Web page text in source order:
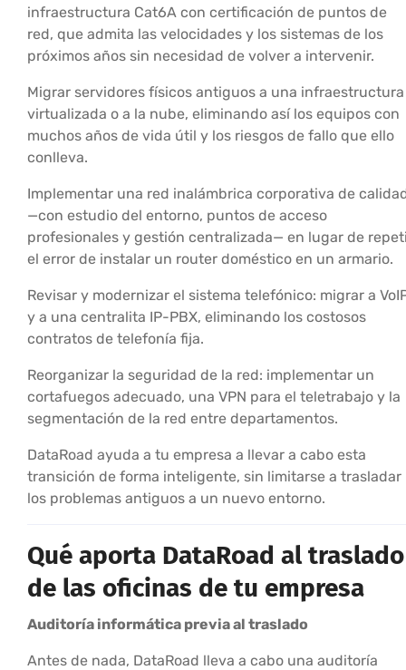
infraestructura Cat6A con certificación de puntos de
red, que admita las velocidades y los sistemas de los
próximos años sin necesidad de volver a intervenir.
Migrar servidores físicos antiguos a una infraestructura
virtualizada o a la nube, eliminando así los equipos con
muchos años de vida útil y los riesgos de fallo que ello
conlleva.
Implementar una red inalámbrica corporativa de
—con estudio del entorno, puntos de acceso
profesionales y gestión centralizada— en lugar de
el error de instalar un router doméstico en un armario.
Revisar y modernizar el sistema telefónico: migrar a
y a una centralita IP-PBX, eliminando los costosos
contratos de telefonía fija.
Reorganizar la seguridad de la red: implementar un
cortafuegos adecuado, una VPN para el teletrabajo y la
segmentación de la red entre departamentos.
DataRoad ayuda a tu empresa a llevar a cabo esta
transición de forma inteligente, sin limitarse a trasladar
los problemas antiguos a un nuevo entorno.
Qué aporta DataRoad al traslado
de las oficinas de tu empresa
Auditoría informática previa al traslado
Antes de nada, DataRoad lleva a cabo una auditoría